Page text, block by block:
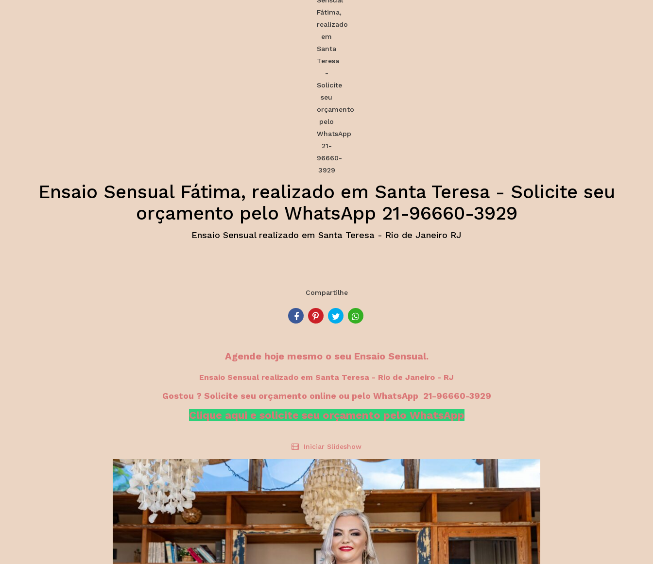
Ensaio Sensual Fátima, realizado em Santa Teresa - Solicite seu
orçamento pelo WhatsApp 21-96660-3929
Ensaio Sensual realizado em Santa Teresa - Rio de Janeiro RJ
Compartilhe
Agende hoje mesmo o seu Ensaio Sensual.
Ensaio Sensual realizado em Santa Teresa - Rio de Janeiro - RJ
Gostou ? Solicite seu orçamento online ou pelo WhatsApp 21-96660-3929
Clique aqui e solicite seu orçamento pelo WhatsApp
Iniciar Slideshow